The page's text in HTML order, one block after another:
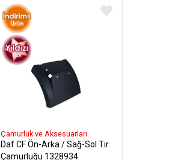
Çamurluk ve Aksesuarları
Daf CF Ön-Arka / Sağ-Sol Tır
Çamurluğu 1328934